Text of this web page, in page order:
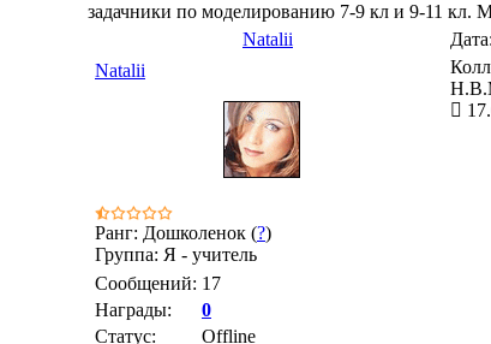
задачники по моделированию 7-9 кл и 9-11 кл.
Natalii
Natalii
Ранг: Дошколенок (?)
Группа: Я - учитель
Сообщений: 17
Награды:
0
Статус:
Offline